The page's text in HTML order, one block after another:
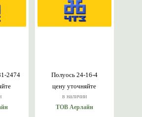
2474
цену уточняйте
в наличии
Полуось 24-16-4
ТОВ Аерлайн